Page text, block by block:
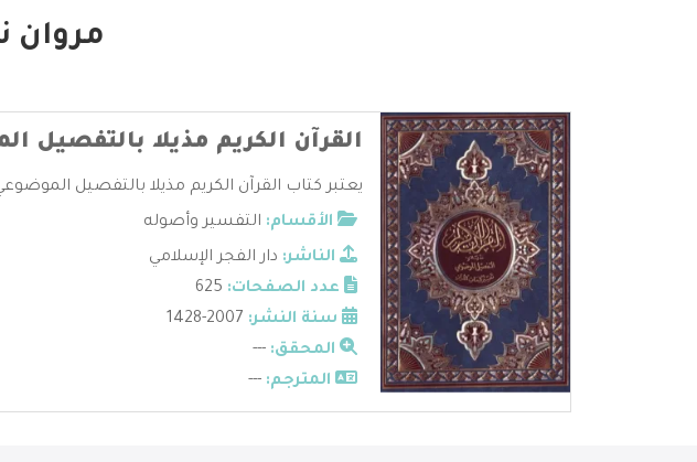
مروان
القرآن الكريم مذيلا بالتفصيل
يعتبر كتاب القرآن الكريم مذيلا بالتفصيل
الأقسام: التفسير وأصوله
الناشر: دار الفجر الإسلامي
عدد الصفحات:
سنة النشر:
المحقق: ---
المترجم: ---